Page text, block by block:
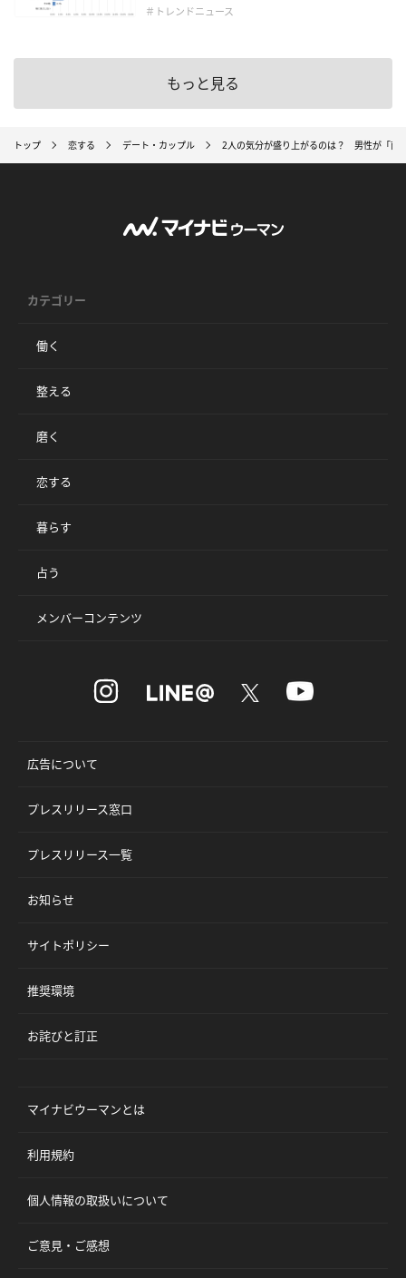
＃トレンドニュース
もっと見る
トップ 恋する デート・カップル 2人の気分が盛り上がるのは？ 男性が「雨
カテゴリー
働く
整える
磨く
恋する
暮らす
占う
メンバーコンテンツ
広告について
プレスリリース窓口
プレスリリース一覧
お知らせ
サイトポリシー
推奨環境
お詫びと訂正
マイナビウーマンとは
利用規約
個人情報の取扱いについて
ご意見・ご感想